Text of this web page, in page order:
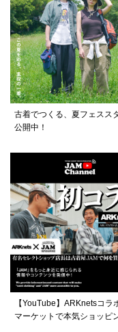
古着でつくる、夏フェスス
公開中！
【YouTube】ARKnetsコラ
マーケットで本気ショッピ